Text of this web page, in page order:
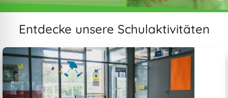
Entdecke unsere Schulaktivitäten